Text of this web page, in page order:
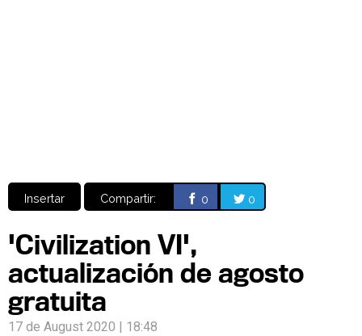
Insertar Compartir: 0 0
'Civilization VI',
actualización de agosto
gratuita
17 de August 2020 | 18:48